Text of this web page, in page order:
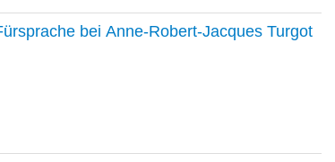
bei Anne-Robert-Jacques Turgot